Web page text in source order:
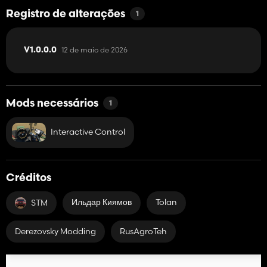
Registro de alterações 1
V1.0.0.0 12 de maio de 2026
Mods necessários 1
Interactive Control
Créditos
STM Ильдар Киямов Tolan
Derezovsky Modding RusAgroTeh